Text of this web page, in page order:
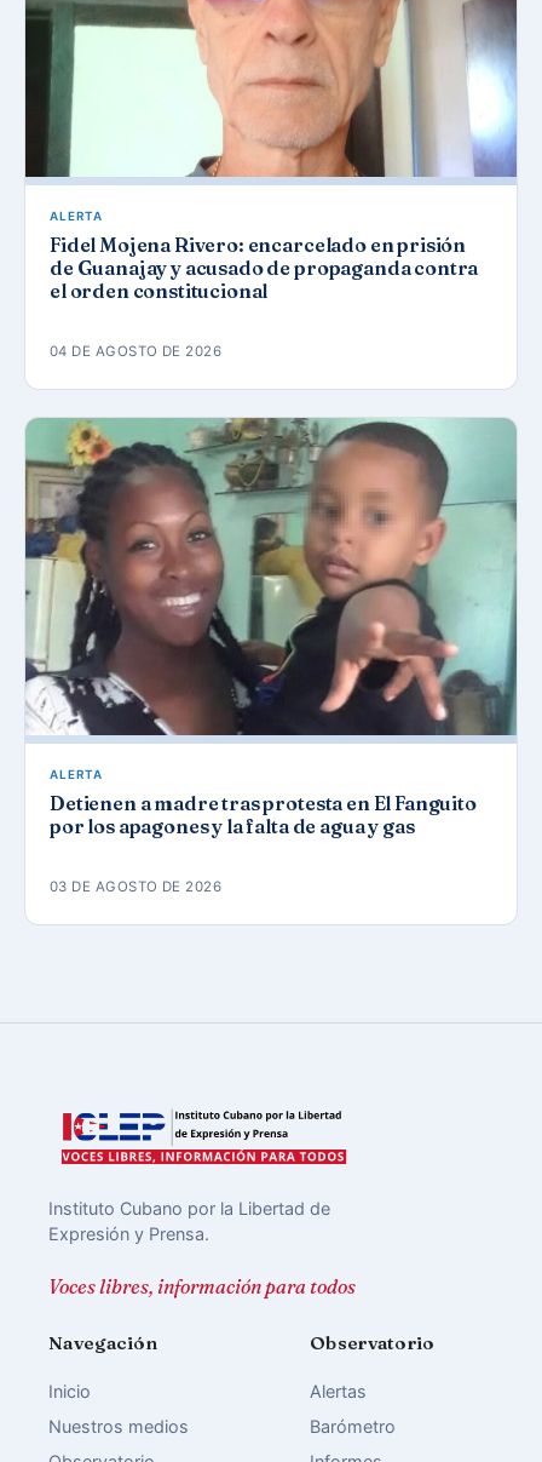
ALERTA
Fidel Mojena Rivero: encarcelado en prisión
de Guanajay y acusado de propaganda contra
el orden constitucional
04 DE AGOSTO DE 2026
ALERTA
Detienen a madre tras protesta en El Fanguito
por los apagones y la falta de agua y gas
03 DE AGOSTO DE 2026
Instituto Cubano por la Libertad de
Expresión y Prensa.
Voces libres, información para todos
Navegación
Inicio
Nuestros medios
Observatorio
Alertas
Barómetro